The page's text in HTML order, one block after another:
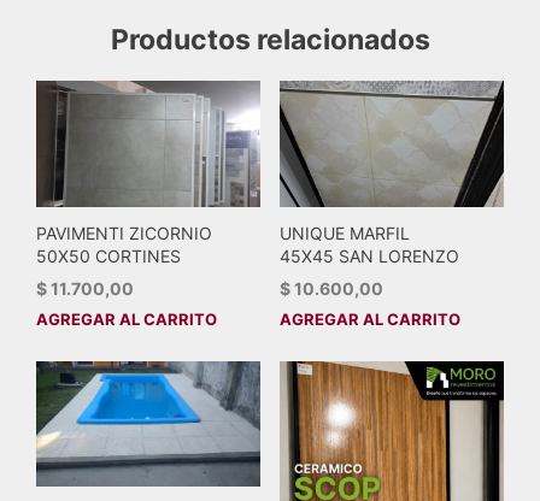
Productos relacionados
PAVIMENTI ZICORNIO
50X50 CORTINES
$11.700,00
AGREGAR AL CARRITO
UNIQUE MARFIL
45X45 SAN LORENZO
$10.600,00
AGREGAR AL CARRITO